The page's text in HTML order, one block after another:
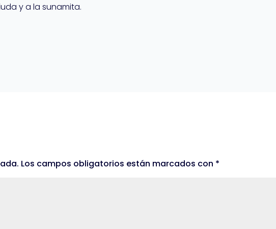
y a la sunamita.
Los campos obligatorios están marcados con *